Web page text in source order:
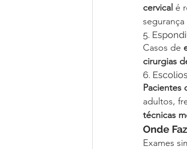
cervical é
5.
Casos de
cirurgias
6.
Pacientes
adultos,
técnicas
Onde
Exames